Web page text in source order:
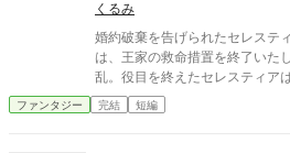
くるみ
婚約破棄を告げられたセレスティ
は、王家の救命措置を終了いたします」 その一言で
乱。役目を終えたセレスティア
ファンタジー 完結 短編